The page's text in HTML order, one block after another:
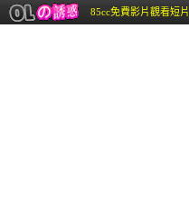
85cc免費影片觀看短片